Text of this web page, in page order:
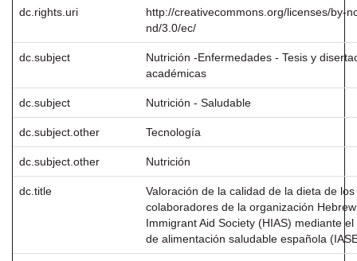
dc.rights.uri
http://creativecommons.org/licenses/by-
nd/3.0/ec/
dc.subject
Nutrición -Enfermedades - Tesis y
académicas
dc.subject Nutrición - Saludable
dc.subject.other Tecnología
dc.subject.other Nutrición
dc.title
Valoración de la calidad de la dieta de los
colaboradores de la organización Hebrew
Immigrant Aid Society (HIAS) mediante
de alimentación saludable española